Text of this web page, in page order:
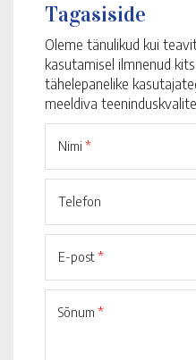
Tagasiside
Oleme tänulikud kui
kasutamisel ilmnenud
tähelepanelike
meeldiva
Nimi *
Telefon
E-post*
Sõnum *